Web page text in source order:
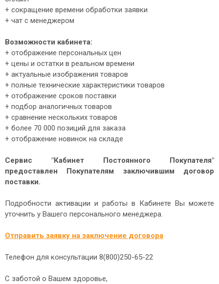
+ сокращение времени обработки заявки
+ чат с менеджером
Возможности кабинета:
+ отображение персональных цен
+ цены и остатки в реальном времени
+ актуальные изображения товаров
+ полные технические характеристики товаров
+ отображение сроков поставки
+ подбор аналогичных товаров
+ сравнение нескольких товаров
+ более 70 000 позиций для заказа
+ отображение новинок на складе
Сервис "Кабинет Постоянного Покупателя"
предоставлен Покупателям заключившим договор
поставки.
Подробности активации и работы в Кабинете Вы можете
уточнить у Вашего персонального менеджера.
Отправить заявку на заключение договора
Телефон для консультации 8(800)250-65-22
С заботой о Вашем здоровье,